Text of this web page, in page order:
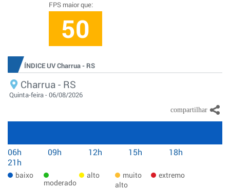
FPS maior que:
50
ÍNDICE UV Charrua - RS
Charrua - RS
Quinta-feira - 06/08/2026
06h 09h 12h 15h
18h
21h
baixo
moderado
alto
muito
alto
extremo